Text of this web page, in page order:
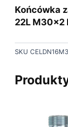
Końcówka
22L M30x2
SKU